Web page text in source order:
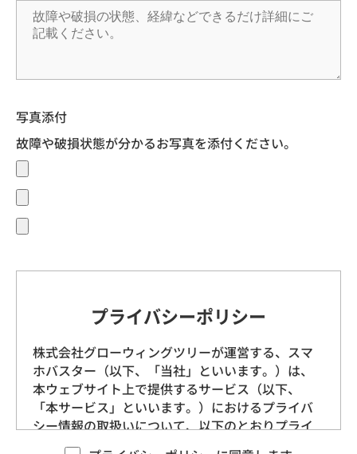
写真添付
故障や破損状態が分かるお写真を添付ください。
プライバシーポリシー
株式会社グローウィングツリーが運営する、スマ
ホバスター（以下、「当社」といいます。）は、
本ウェブサイト上で提供するサービス（以下、
「本サービス」といいます。）におけるプライバ
シー情報の取扱いについて、以下のとおりプライ
バシーポリシー（以下、「本ポリシー」といいま